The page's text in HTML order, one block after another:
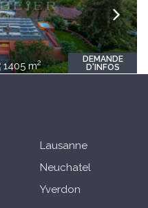
1405 m2
DEMANDE
D'INFOS
Lausanne
Neuchatel
Yverdon